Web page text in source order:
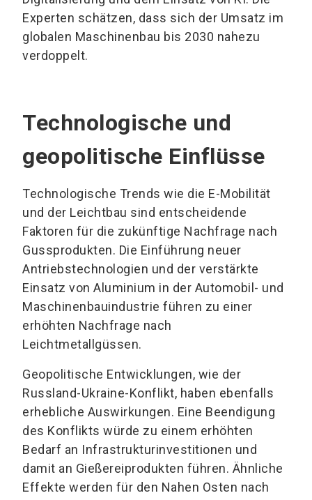
Experten schätzen, dass sich der Umsatz im
globalen Maschinenbau bis 2030 nahezu
verdoppelt.
Technologische und
geopolitische Einflüsse
Technologische Trends wie die E-Mobilität
und der Leichtbau sind entscheidende
Faktoren für die zukünftige Nachfrage nach
Gussprodukten. Die Einführung neuer
Antriebstechnologien und der verstärkte
Einsatz von Aluminium in der Automobil- und
Maschinenbauindustrie führen zu einer
erhöhten Nachfrage nach
Leichtmetallgüssen.
Geopolitische Entwicklungen, wie der
Russland-Ukraine-Konflikt, haben ebenfalls
erhebliche Auswirkungen. Eine Beendigung
des Konflikts würde zu einem erhöhten
Bedarf an Infrastrukturinvestitionen und
damit an Gießereiprodukten führen. Ähnliche
Effekte werden für den Nahen Osten nach